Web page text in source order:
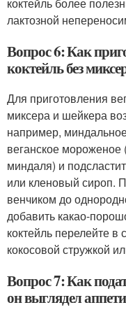
лактозной
Вопрос 6: Как
коктейль без
Для приготовления
миксера и шейкера
например,
веганское мороженое
миндаля) и
или кленовый сироп.
венчиком до
добавить какао-
коктейль перелейте в
кокосовой стружкой
Вопрос 7: Как
он выглядел